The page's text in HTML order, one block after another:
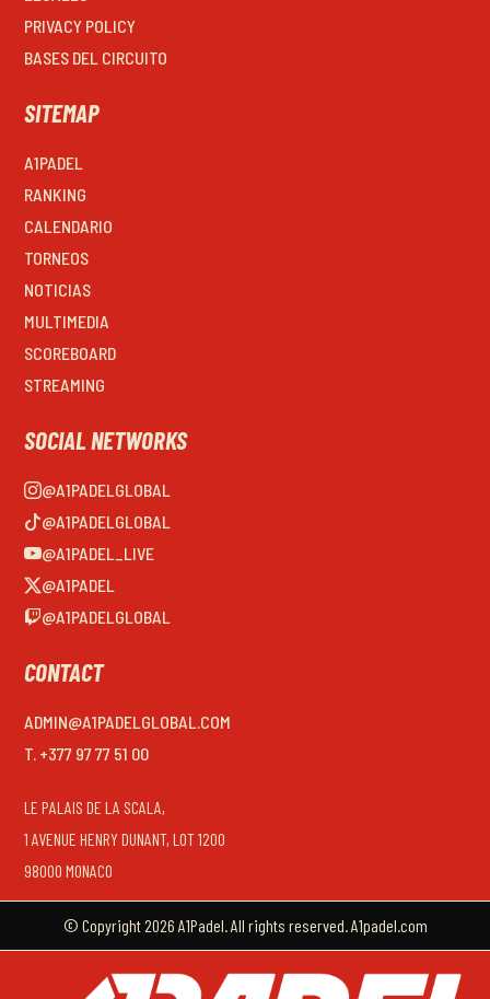
PRIVACY POLICY
BASES DEL CIRCUITO
SITEMAP
A1PADEL
RANKING
CALENDARIO
TORNEOS
NOTICIAS
MULTIMEDIA
SCOREBOARD
STREAMING
SOCIAL NETWORKS
@A1PADELGLOBAL
@A1PADELGLOBAL
@A1PADEL_LIVE
@A1PADEL
@A1PADELGLOBAL
CONTACT
ADMIN@A1PADELGLOBAL.COM
T. +377 97 77 51 00
LE PALAIS DE LA SCALA,
1 AVENUE HENRY DUNANT, LOT 1200
98000 MONACO
© Copyright 2026 A1Padel. All rights reserved. A1padel.com